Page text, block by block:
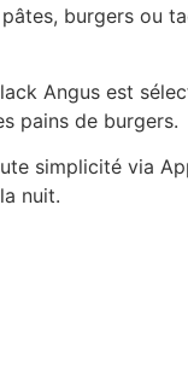
burgers ou
Angus est
pains de burgers.
simplicité via
nuit.